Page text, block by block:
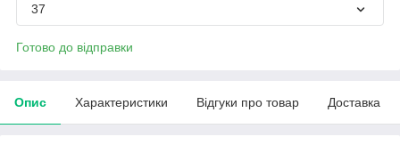
37
Готово до відправки
Опис Характеристики Відгуки про товар Доставка